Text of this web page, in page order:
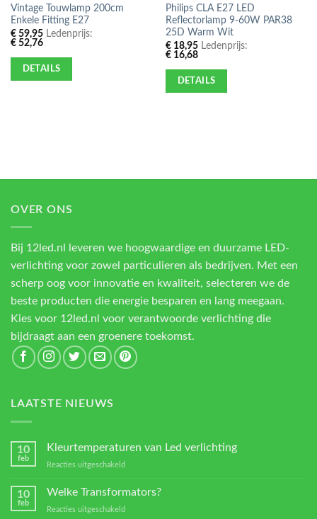
Vintage Touwlamp 200cm
Enkele Fitting E27
€59,95Ledenprijs:
€52,76
DETAILS
Philips CLA E27 LED
Reflectorlamp 9-60W PAR38
25D Warm Wit
€18,95Ledenprijs:
€16,68
DETAILS
OVER ONS
Bij 12led.nl leveren we hoogwaardige en duurzame LED-
verlichting voor zowel particulieren als bedrijven. Met een
scherp oog voor innovatie en kwaliteit, selecteren we de
beste producten die energie besparen en lang meegaan.
Kies voor 12led.nl voor verantwoorde verlichting die
bijdraagt aan een groenere toekomst.
LAATSTE NIEUWS
10
feb
Kleurtemperaturen van Led verlichting
Reacties uitgeschakeld
verlichting
10
feb
Welke Transformators?
Reacties uitgeschakeld